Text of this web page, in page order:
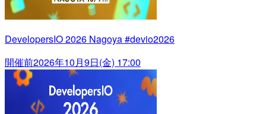
DevelopersIO 2026 Nagoya #devio2026
開催前2026年10月9日(金) 17:00